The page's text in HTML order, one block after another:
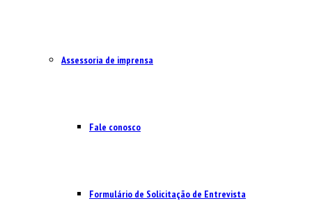
Assessoria de imprensa
Fale conosco
Formulário de Solicitação de Entrevista